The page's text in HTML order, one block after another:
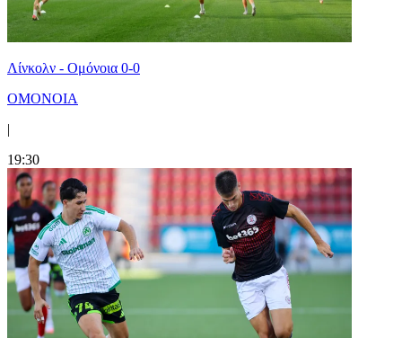
Λίνκολν - Ομόνοια 0-0
ΟΜΟΝΟΙΑ
|
19:30